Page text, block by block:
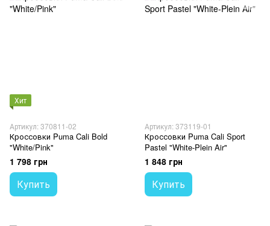
Хит
Артикул: 370811-02
Кроссовки Puma Cali Bold
"White/Pink"
1 798 грн
Купить
Артикул: 373119-01
Кроссовки Puma Cali Sport
Pastel "White-Plein Air"
1 848 грн
Купить